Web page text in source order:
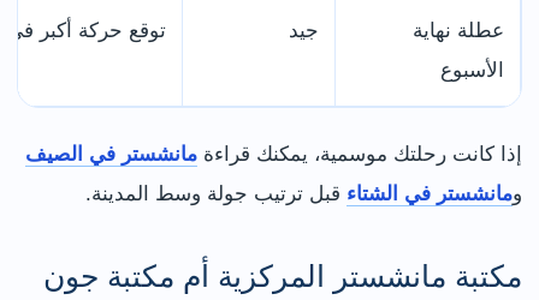
عطلة نهاية
الأسبوع
جيد توقع حركة أكبر في
إذا كانت رحلتك موسمية، يمكنك قراءة مانشستر في الصيف
ومانشستر في الشتاء قبل ترتيب جولة وسط المدينة.
مكتبة مانشستر المركزية أم مكتبة جون